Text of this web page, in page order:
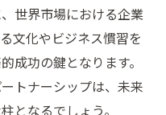
世界市場における企業
文化やビジネス慣習を
成功の鍵となります。
トナーシップは、未来
となるでしょう。